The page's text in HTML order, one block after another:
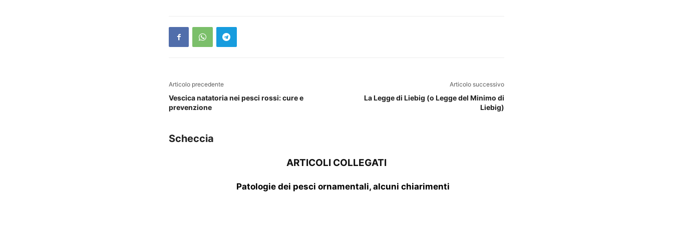
Articolo precedente
Vescica natatoria nei pesci rossi: cure e
prevenzione
Articolo successivo
La Legge di Liebig (o Legge del Minimo di
Liebig)
Scheccia
ARTICOLI COLLEGATI
Patologie dei pesci ornamentali, alcuni chiarimenti